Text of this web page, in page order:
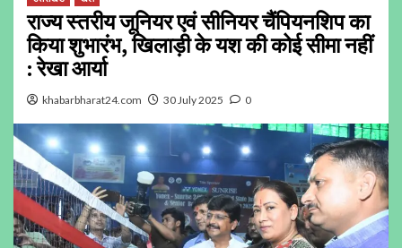
राज्य स्तरीय जूनियर एवं सीनियर चैंपियनशिप का
किया शुभारंभ, खिलाड़ी के यश की कोई सीमा नहीं
: रेखा आर्या
khabarbharat24.com 30 July 2025 0